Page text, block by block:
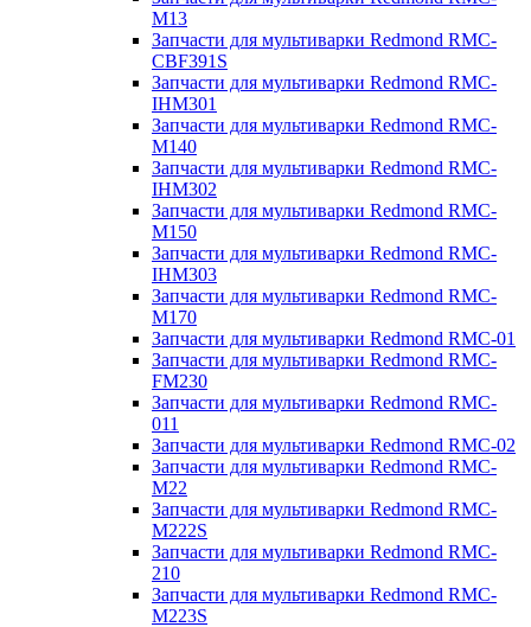
M13
Запчасти для мультиварки Redmond RMC-
CBF391S
Запчасти для мультиварки Redmond RMC-
IHM301
Запчасти для мультиварки Redmond RMC-
M140
Запчасти для мультиварки Redmond RMC-
IHM302
Запчасти для мультиварки Redmond RMC-
M150
Запчасти для мультиварки Redmond RMC-
IHM303
Запчасти для мультиварки Redmond RMC-
M170
Запчасти для мультиварки Redmond RMC-01
Запчасти для мультиварки Redmond RMC-
FM230
Запчасти для мультиварки Redmond RMC-
011
Запчасти для мультиварки Redmond RMC-02
Запчасти для мультиварки Redmond RMC-
M22
Запчасти для мультиварки Redmond RMC-
M222S
Запчасти для мультиварки Redmond RMC-
210
Запчасти для мультиварки Redmond RMC-
M223S